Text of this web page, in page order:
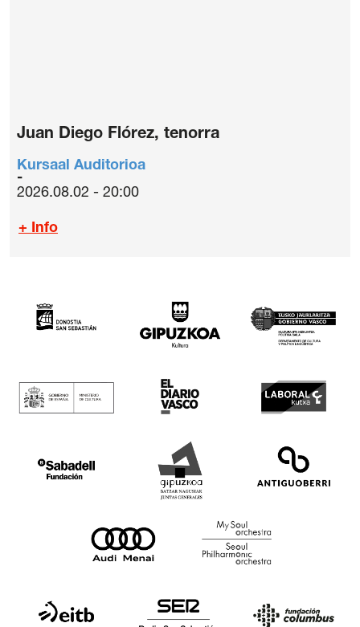
Juan Diego Flórez, tenorra
Kursaal Auditorioa
2026.08.02 - 20:00
+ Info